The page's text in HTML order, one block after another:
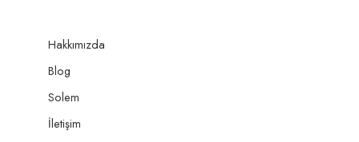
Hakkımızda
Blog
Solem
İletişim